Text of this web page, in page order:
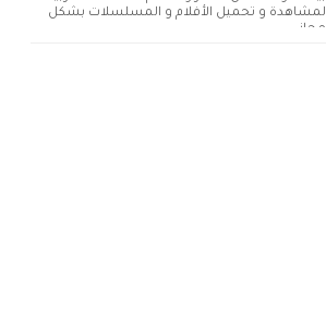
لمشاهدة و تحميل الأفلام و المسلسلات بشكل
مجاني ...